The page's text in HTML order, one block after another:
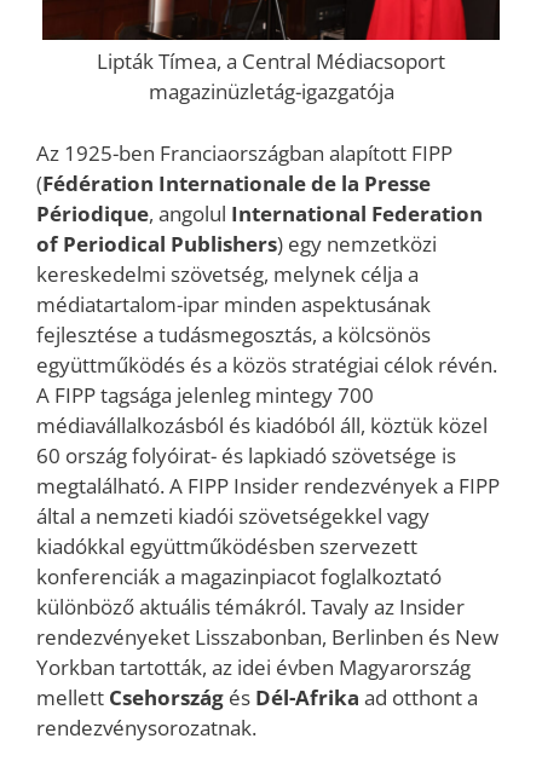
Lipták Tímea, a Central Médiacsoport
magazinüzletág-igazgatója
Az 1925-ben Franciaországban alapított FIPP
(Fédération Internationale de la Presse
Périodique, angolul International Federation
of Periodical Publishers) egy nemzetközi
kereskedelmi szövetség, melynek célja a
médiatartalom-ipar minden aspektusának
fejlesztése a tudásmegosztás, a kölcsönös
együttműködés és a közös stratégiai célok révén.
A FIPP tagsága jelenleg mintegy 700
médiavállalkozásból és kiadóból áll, köztük közel
60 ország folyóirat- és lapkiadó szövetsége is
megtalálható. A FIPP Insider rendezvények a FIPP
által a nemzeti kiadói szövetségekkel vagy
kiadókkal együttműködésben szervezett
konferenciák a magazinpiacot foglalkoztató
különböző aktuális témákról. Tavaly az Insider
rendezvényeket Lisszabonban, Berlinben és New
Yorkban tartották, az idei évben Magyarország
mellett Csehország és Dél-Afrika ad otthont a
rendezvénysorozatnak.